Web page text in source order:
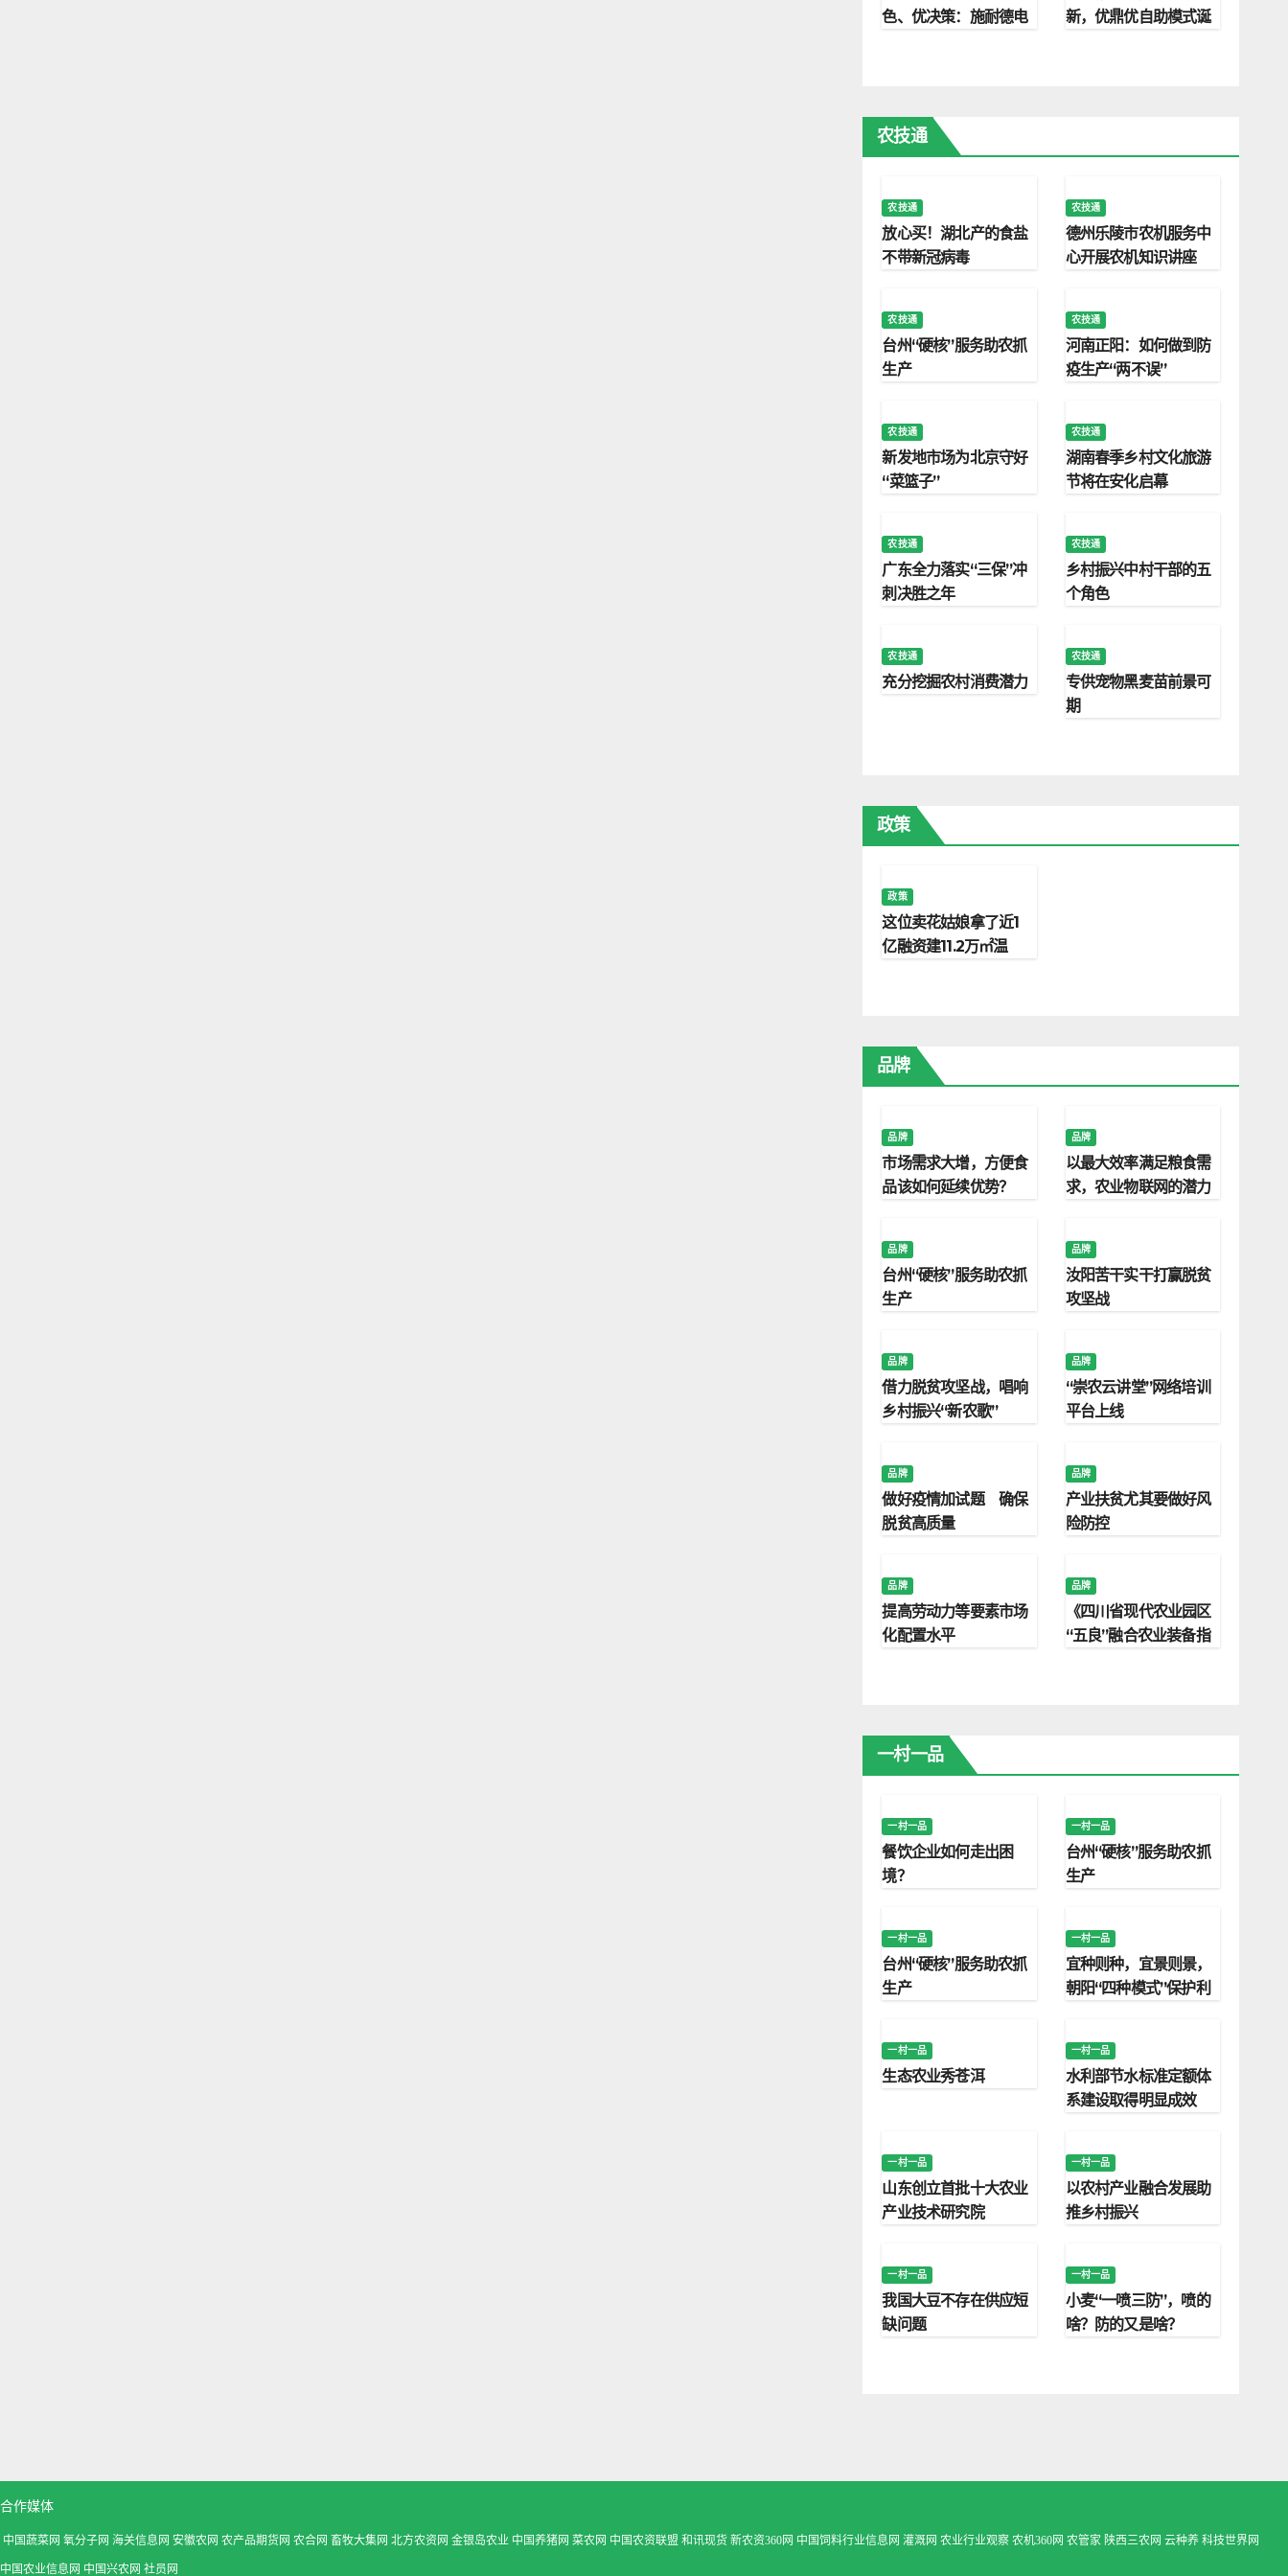
色、优决策：施耐德电
新，优鼎优自助模式诞
农技通
农技通
放心买！湖北产的食盐
不带新冠病毒
农技通
德州乐陵市农机服务中
心开展农机知识讲座
农技通
台州“硬核”服务助农抓
生产
农技通
河南正阳：如何做到防
疫生产“两不误”
农技通
新发地市场为北京守好
“菜篮子”
农技通
湖南春季乡村文化旅游
节将在安化启幕
农技通
广东全力落实“三保”冲
刺决胜之年
农技通
乡村振兴中村干部的五
个角色
农技通
充分挖掘农村消费潜力
农技通
专供宠物黑麦苗前景可
期
政策
政策
这位卖花姑娘拿了近1
亿融资建11.2万㎡温
品牌
品牌
市场需求大增，方便食
品该如何延续优势？
品牌
以最大效率满足粮食需
求，农业物联网的潜力
品牌
台州“硬核”服务助农抓
生产
品牌
汝阳苦干实干打赢脱贫
攻坚战
品牌
借力脱贫攻坚战，唱响
乡村振兴“新农歌”
品牌
“崇农云讲堂”网络培训
平台上线
品牌
做好疫情加试题 确保
脱贫高质量
品牌
产业扶贫尤其要做好风
险防控
品牌
提高劳动力等要素市场
化配置水平
品牌
《四川省现代农业园区
“五良”融合农业装备指
一村一品
一村一品
餐饮企业如何走出困
境？
一村一品
台州“硬核”服务助农抓
生产
一村一品
台州“硬核”服务助农抓
生产
一村一品
宜种则种，宜景则景，
朝阳“四种模式”保护利
一村一品
生态农业秀苍洱
一村一品
水利部节水标准定额体
系建设取得明显成效
一村一品
山东创立首批十大农业
产业技术研究院
一村一品
以农村产业融合发展助
推乡村振兴
一村一品
我国大豆不存在供应短
缺问题
一村一品
小麦“一喷三防”，喷的
啥？防的又是啥？
合作媒体
中国蔬菜网 氧分子网 海关信息网 安徽农网 农产品期货网 农合网 畜牧大集网 北方农资网 金银岛农业 中国养猪网 菜农网 中国农资联盟 和讯现货 新农资360网 中国饲料行业信息网 灌溉网 农业行业观察 农机360网 农管家 陕西三农网 云种养 科技世界网
中国农业信息网 中国兴农网 社员网